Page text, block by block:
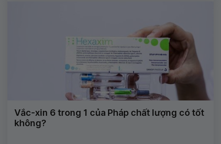
Vắc-xin 6 trong 1 của Pháp chất lượng có tốt
không?